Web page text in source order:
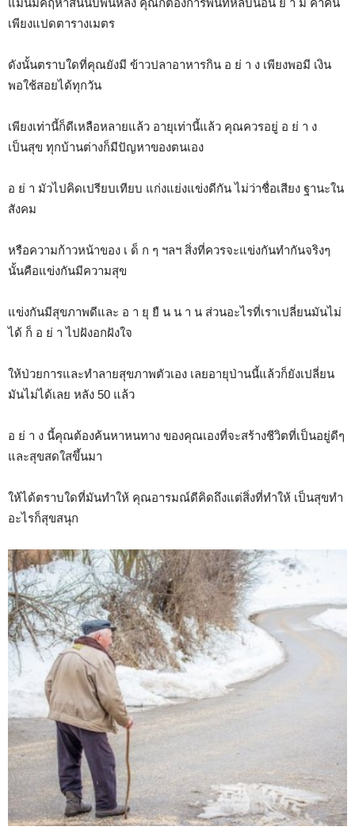
แม้นมีคฤหาสน์นับพันหลัง คุณก็ต้องการพื้นที่หลับนอน ย า ม ค่ำคืน
เพียงแปดตารางเมตร
ดังนั้นตราบใดที่คุณยังมี ข้าวปลาอาหารกิน อ ย่ า ง เพียงพอมี เงิน
พอใช้สอยได้ทุกวัน
เพียงเท่านี้ก็ดีเหลือหลายแล้ว อายุเท่านี้แล้ว คุณควรอยู่ อ ย่ า ง
เป็นสุข ทุกบ้านต่างก็มีปัญหาของตนเอง
อ ย่ า มัวไปคิดเปรียบเทียบ แก่งแย่งแข่งดีกัน ไม่ว่าชื่อเสียง ฐานะใน
สังคม
หรือความก้าวหน้าของ เ ด็ ก ๆ ฯลฯ สิ่งที่ควรจะแข่งกันทำกันจริงๆ
นั้นคือแข่งกันมีความสุข
แข่งกันมีสุขภาพดีและ อ า ยุ ยื น น า น ส่วนอะไรที่เราเปลี่ยนมันไม่
ได้ ก็ อ ย่ า ไปฝังอกฝังใจ
ให้ป่วยการและทำลายสุขภาพตัวเอง เลยอายุป่านนี้แล้วก็ยังเปลี่ยน
มันไม่ได้เลย หลัง 50 แล้ว
อ ย่ า ง นี้คุณต้องค้นหาหนทาง ของคุณเองที่จะสร้างชีวิตที่เป็นอยู่ดีๆ
และสุขสดใสขึ้นมา
ให้ได้ตราบใดที่มันทำให้ คุณอารมณ์ดีคิดถึงแต่สิ่งที่ทำให้ เป็นสุขทำ
อะไรก็สุขสนุก